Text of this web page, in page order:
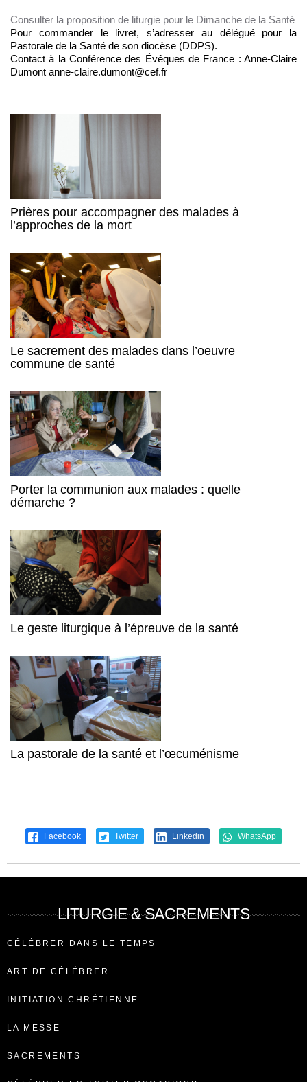
Consulter la proposition de liturgie pour le Dimanche de la Santé
Pour commander le livret, s’adresser au délégué pour la
Pastorale de la Santé de son diocèse (DDPS).
Contact à la Conférence des Évêques de France : Anne-Claire
Dumont anne-claire.dumont@cef.fr
Prières pour accompagner des malades à
l’approches de la mort
Le sacrement des malades dans l’oeuvre
commune de santé
Porter la communion aux malades : quelle
démarche ?
Le geste liturgique à l’épreuve de la santé
La pastorale de la santé et l’œcuménisme
Facebook Twitter Linkedin WhatsApp
LITURGIE & SACREMENTS
CÉLÉBRER DANS LE TEMPS
ART DE CÉLÉBRER
INITIATION CHRÉTIENNE
LA MESSE
SACREMENTS